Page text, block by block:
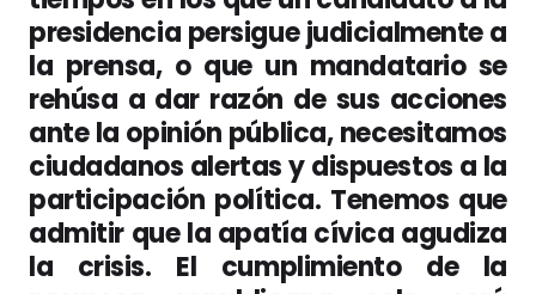
presidencia persigue judicialmente a
la prensa, o que un mandatario se
rehúsa a dar razón de sus acciones
ante la opinión pública, necesitamos
ciudadanos alertas y dispuestos a la
participación política. Tenemos que
admitir que la apatía cívica agudiza
la crisis. El cumplimiento de la